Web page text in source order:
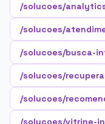
/solucoes/
/solucoes/
/solucoes/busca-
/solucoes/
/solucoes/
/solucoes/vitrine-